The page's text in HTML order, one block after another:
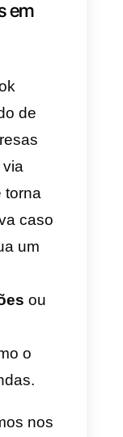
dedicadas
integrar o
ao
pode
Comprar
esta
no
da simples